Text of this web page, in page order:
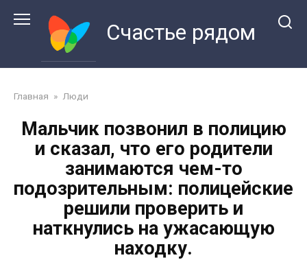
Счастье рядом
Главная » Люди
Мальчик позвонил в полицию
и сказал, что его родители
занимаются чем-то
подозрительным: полицейские
решили проверить и
наткнулись на ужасающую
находку.